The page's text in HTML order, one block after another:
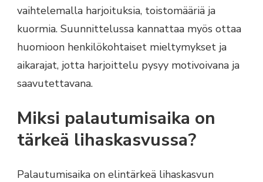
vaihtelemalla harjoituksia, toistomääriä ja
kuormia. Suunnittelussa kannattaa myös ottaa
huomioon henkilökohtaiset mieltymykset ja
aikarajat, jotta harjoittelu pysyy motivoivana ja
saavutettavana.
Miksi palautumisaika on
tärkeä lihaskasvussa?
Palautumisaika on elintärkeä lihaskasvun